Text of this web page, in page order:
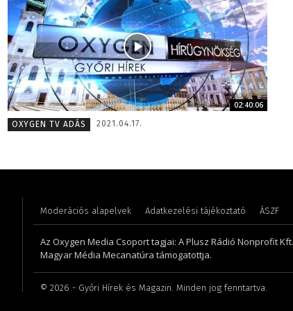
Szél Móni – szerkesztő-riporter – 2017
02:40:06
OXYGEN TV ADÁS
2021.04.17.
Moderációs alapelvek Adatkezelési tájékoztató ÁSZF
Az Oxygen Media Csoport tagjai: A Plusz Rádió Nonprofit
Magyar Média Mecanatúra támogatottja.
© 2026 - Győri Hírek és Magazin. Minden jog fenntartva.